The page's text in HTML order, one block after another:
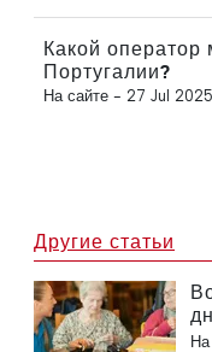
Какой оператор
Португалии?
На сайте - 27 Jul 2025
Другие статьи